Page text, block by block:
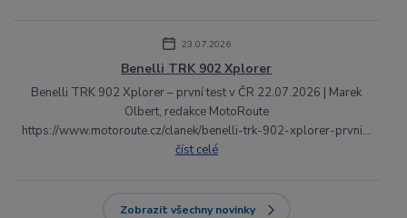
23.07.2026
Benelli TRK 902 Xplorer
Benelli TRK 902 Xplorer – první test v ČR 22.07.2026 | Marek
Olbert, redakce MotoRoute
https://www.motoroute.cz/clanek/benelli-trk-902-xplorer-prvni...
číst celé
Zobrazit všechny novinky